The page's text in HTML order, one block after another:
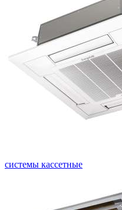
системы кассетные